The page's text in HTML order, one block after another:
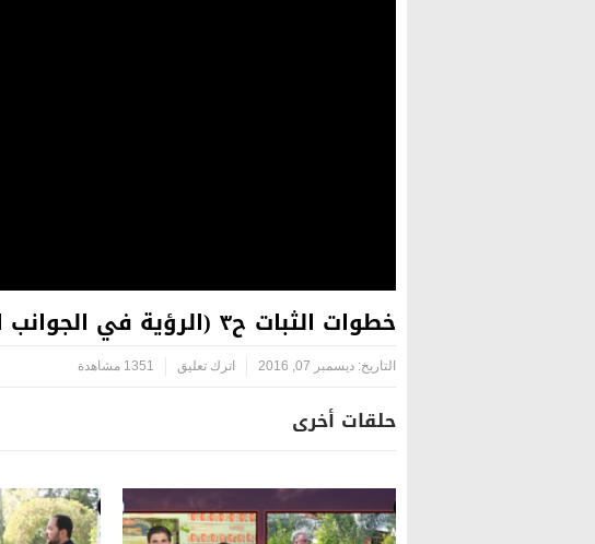
خطوات الثبات ح٣ (الرؤية في الجوانب الصحية في السير إلى كربلاء)
التاريخ: ديسمبر 07, 2016 اترك تعليق 1351 مشاهدة
حلقات أخرى